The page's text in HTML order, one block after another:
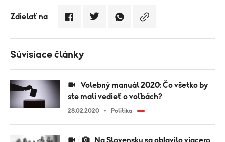
Zdielať na
Súvisiace články
Volebný manuál 2020: Čo všetko by
ste mali vedieť o voľbách?
28.02.2020 Politika